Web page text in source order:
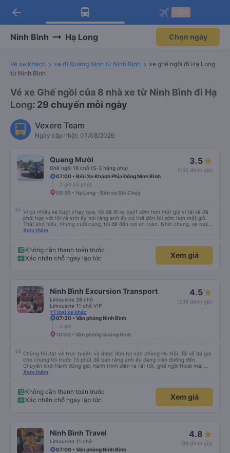
Tải app Vexere ngay!
Nhận ưu đãi thành viên độc
Mở app
Tải app Vexere
-30k/ghế khi đặt vé máy bay qua
Mở app
arrow_back
Ninh Bình Hạ Long Chọn ngày
Vé xe khách xe đi Quảng Ninh từ Ninh Bình
xe ghế ngồi đi Hạ Long
từ Ninh Bình
Vé xe Ghế ngồi của 8 nhà xe từ Ninh Bình đi Hạ
Long: 29 chuyến mỗi ngày
Vexere Team
Ngày cập nhật: 07/08/2026
Quang Mười
Ghế ngồi 16 chỗ (S-3 hàng phụ)
3.5
(150 đánh giá)
07:00 • Bến Xe Khách Phía Đông Ninh Bình
2 giờ 55 phút
09:55 • Hạ Long - Bến xe Bãi Cháy
Vì có nhiều xe buýt chạy qua, tôi đã đi xe buýt sớm hơn một giờ vì tài xế đã
phối hợp với tôi và anh ấy nói rằng anh ấy có thể đón tôi sớm hơn một giờ.
Thật khó hiểu, nhưng cuối cùng, tôi đã đến nơi an toàn. Nhìn chung, xe buýt
tốt và tài xế rất hữu ích
Xem thêm
Không cần thanh toán trước
Xác nhận chỗ ngay lập tức
Xem giá
Ninh Bình Excursion Transport
Limousine 28 chỗ
Limousine 11 chỗ VIP
+1 loại xe khác
4.5
(236 đánh giá)
07:30 • Văn phòng Ninh Bình
3 giờ
10:30 • Văn phòng Quảng Ninh
Chúng tôi đặt vé trực tuyến và được đón tại văn phòng Hà Nội. Tài xế đã gọi
cho chúng tôi trước 15 phút để báo rằng anh ấy đang trên đường đến.
Chuyến khởi hành đúng giờ, hành trình diễn ra rất tốt, ghế ngồi thoải mái.
Chúng tôi đã chọn trả khách ở Tam Cốc khi đặt xe trực tuyến, tài xế đã trả
Xem thêm
Không cần thanh toán trước
Xác nhận chỗ ngay lập tức
Xem giá
Ninh Bình Travel
Limousine 11 chỗ
4.8
(86 đánh giá)
07:00 • Văn phòng Ninh Bình